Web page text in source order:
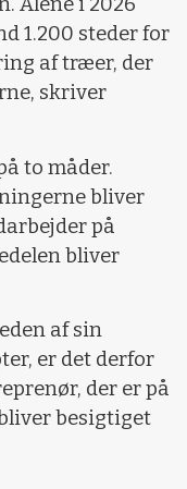
1.200 steder for
af træer, der
skriver
to måder.
bliver
på
bliver
af sin
er det derfor
der er på
besigtiget